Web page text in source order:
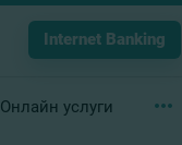
Internet Banking
Онлайн услуги